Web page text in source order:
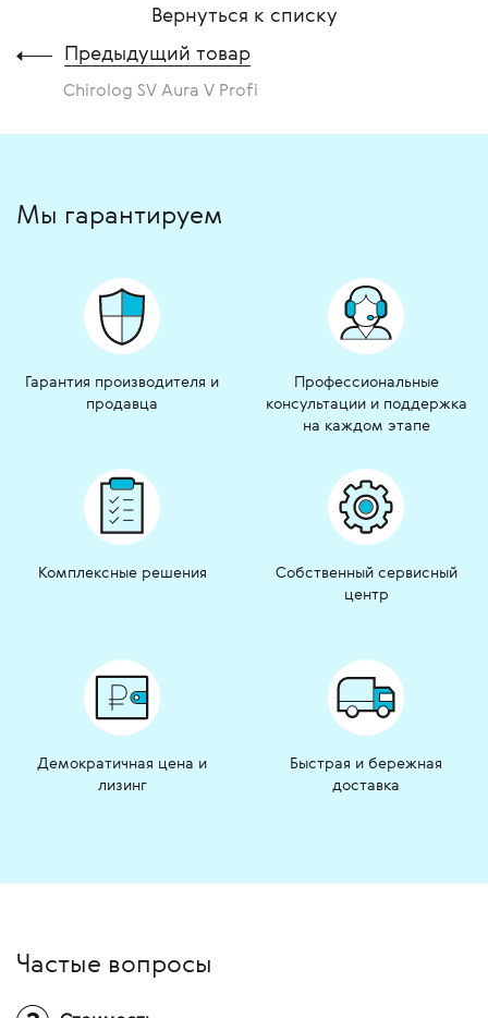
Вернуться к списку
Предыдущий товар
Chirolog SV Aura V Profi
Мы гарантируем
Гарантия производителя и
продавца
Профессиональные
консультации и поддержка
на каждом этапе
Комплексные решения
Собственный сервисный
центр
Демократичная цена и
лизинг
Быстрая и бережная
доставка
Частые вопросы